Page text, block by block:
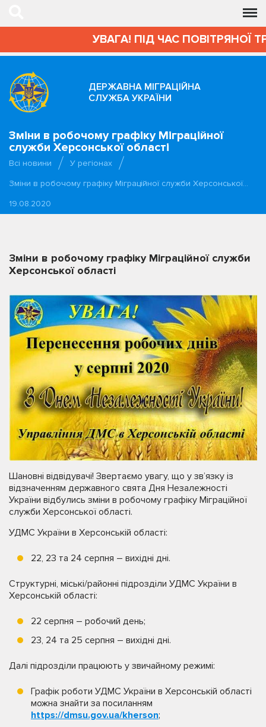
УВАГА! ПІД ЧАС ПОВІТРЯНОЇ
ДЕРЖАВНА МІГРАЦІЙНА
СЛУЖБА УКРАЇНИ
Зміни в робочому графіку Міграційної
служби Херсонської області
Всі новини
У регіонах
Зміни в робочому графіку Міграційної служби Херсонської…
19.08.2020
Зміни в робочому графіку Міграційної служби
Херсонської області
Шановні відвідувачі! Звертаємо увагу, що у зв’язку із
відзначенням державного свята Дня Незалежності
України відбулись зміни в робочому графіку Міграційної
служби Херсонської області.
УДМС України в Херсонській області:
22, 23 та 24 серпня – вихідні дні.
Структурні, міські/районні підрозділи УДМС України в
Херсонській області:
22 серпня – робочий день;
23, 24 та 25 серпня – вихідні дні.
Далі підрозділи працюють у звичайному режимі:
Графік роботи УДМС України в Херсонській області
можна знайти за посиланням
https://dmsu.gov.ua/kherson;